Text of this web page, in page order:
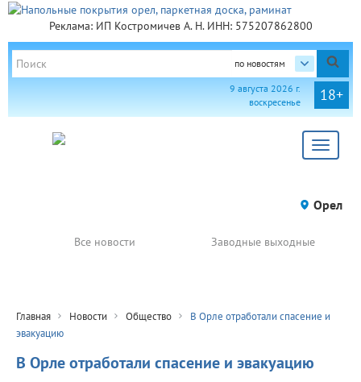
Реклама: ИП Костромичев А. Н. ИНН: 575207862800
по новостям
18+
9 августа 2026 г.
воскресенье
Toggle
Орел
Все новости Заводные выходные
Главная Новости Общество
В Орле отработали спасение и
эвакуацию
В Орле отработали спасение и эвакуацию